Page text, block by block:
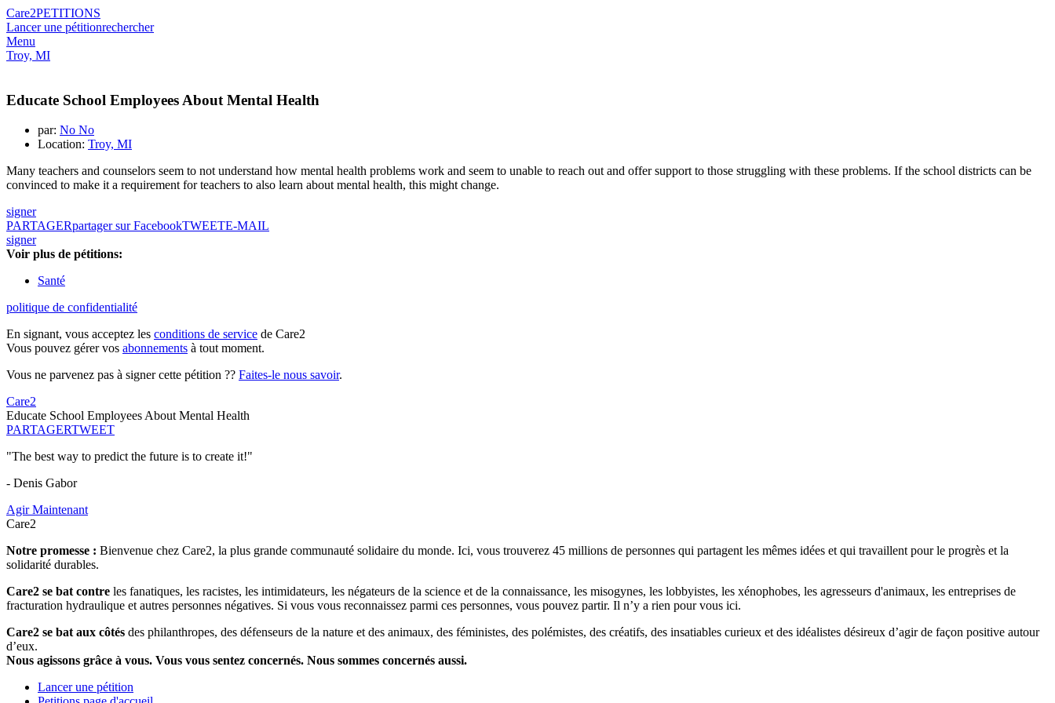
Care2PETITIONS
Lancer une pétitionrechercher
Menu
Troy, MI
Educate School Employees About Mental Health
par: No No
Location: Troy, MI
Many teachers and counselors seem to not understand how mental health problems work and seem to unable to reach out and offer support to those struggling with these problems. If the school districts can be
convinced to make it a requirement for teachers to also learn about mental health, this might change.
signer
PARTAGERpartager sur FacebookTWEETE-MAIL
signer
Voir plus de pétitions:
Santé
politique de confidentialité
En signant, vous acceptez les conditions de service de Care2
Vous pouvez gérer vos abonnements à tout moment.
Vous ne parvenez pas à signer cette pétition ?? Faites-le nous savoir.
Care2
Educate School Employees About Mental Health
PARTAGERTWEET
"The best way to predict the future is to create it!"
- Denis Gabor
Agir Maintenant
Care2
Notre promesse : Bienvenue chez Care2, la plus grande communauté solidaire du monde. Ici, vous trouverez 45 millions de personnes qui partagent les mêmes idées et qui travaillent pour le progrès et la
solidarité durables.
Care2 se bat contre les fanatiques, les racistes, les intimidateurs, les négateurs de la science et de la connaissance, les misogynes, les lobbyistes, les xénophobes, les agresseurs d'animaux, les entreprises de
fracturation hydraulique et autres personnes négatives. Si vous vous reconnaissez parmi ces personnes, vous pouvez partir. Il n’y a rien pour vous ici.
Care2 se bat aux côtés des philanthropes, des défenseurs de la nature et des animaux, des féministes, des polémistes, des créatifs, des insatiables curieux et des idéalistes désireux d’agir de façon positive autour
d’eux.
Nous agissons grâce à vous. Vous vous sentez concernés. Nous sommes concernés aussi.
Lancer une pétition